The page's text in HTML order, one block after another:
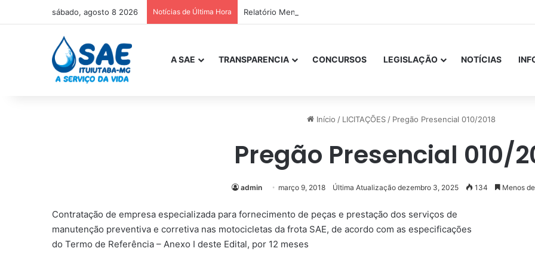
sábado, agosto 8 2026 Notícias de Última Hora Relatório Mensal Janeiro – Qualidade da Água Tratada
A SAE TRANSPARENCIA CONCURSOS LEGISLAÇÃO NOTÍCIAS
Início / LICITAÇÕES / Pregão Presencial 010/2018
Pregão Presencial 010/
admin março 9, 2018 Última Atualização dezembro 3, 2025 134 Menos
Contratação de empresa especializada para fornecimento de peças e prestação dos serviços de
manutenção preventiva e corretiva nas motocicletas da frota SAE, de acordo com as especificações
do Termo de Referência – Anexo I deste Edital, por 12 meses